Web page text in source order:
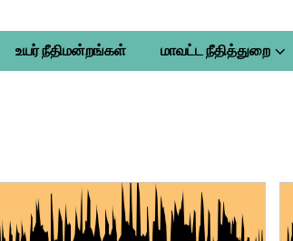
உயர் நீதிமன்றங்கள் மாவட்ட நீதித்துறை